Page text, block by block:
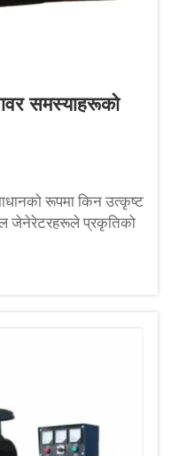
समस्याहरूको
रूपमा किन उत्कृष्ट
जेनेरेटरहरूले प्रकृतिको
गर्मीको लहरबाट लिएर
सबै कुरा सँगै सामना